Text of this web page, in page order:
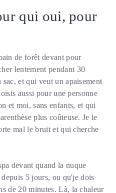
qui oui, pour
de forêt devant pour
lentement pendant 30
et qui veut un apaisement
aussi pour une personne
et moi, sans enfants, et qui
plus coûteuse. Je le
mal le bruit et qui cherche
devant quand la nuque
5 jours, ou qu'je dois
de 20 minutes. Là, la chaleur